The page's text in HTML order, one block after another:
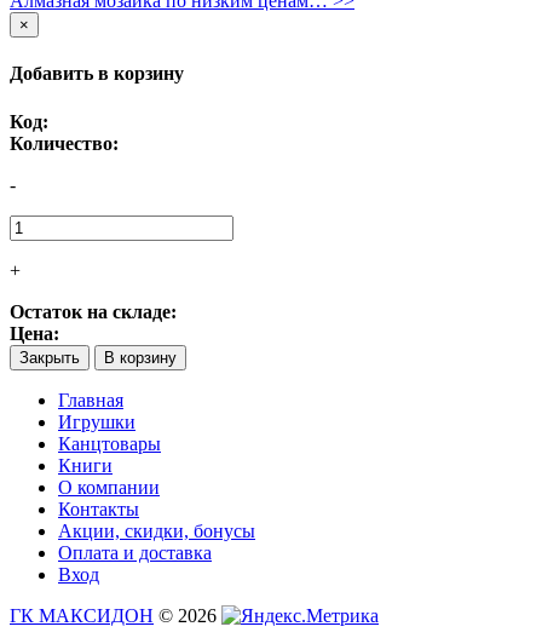
×
Добавить в корзину
Код:
Количество:
-
+
Остаток на складе:
Цена:
Закрыть В корзину
Главная
Игрушки
Канцтовары
Книги
О компании
Контакты
Акции, скидки, бонусы
Оплата и доставка
Вход
ГК МАКСИДОН © 2026